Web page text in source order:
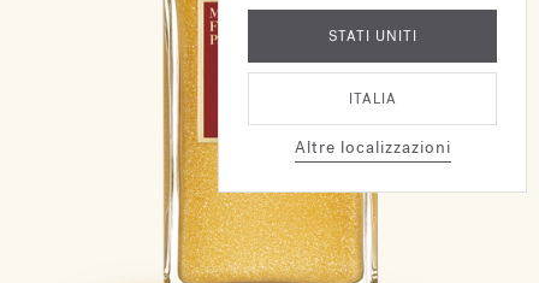
STATI UNITI
ITALIA
Altre localizzazioni